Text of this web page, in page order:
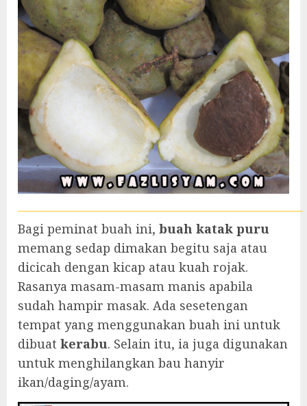
Bagi peminat buah ini, buah katak puru
memang sedap dimakan begitu saja atau
dicicah dengan kicap atau kuah rojak.
Rasanya masam-masam manis apabila
sudah hampir masak. Ada sesetengan
tempat yang menggunakan buah ini untuk
dibuat kerabu. Selain itu, ia juga digunakan
untuk menghilangkan bau hanyir
ikan/daging/ayam.